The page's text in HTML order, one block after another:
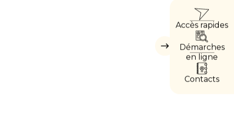
Masquer
Accès rapides
Démarches
en ligne
Contacts